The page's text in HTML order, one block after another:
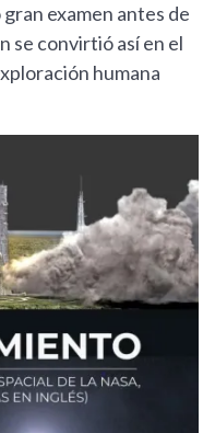
examen antes de
se convirtió así en el
humana